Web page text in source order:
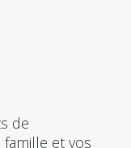
de
et vos